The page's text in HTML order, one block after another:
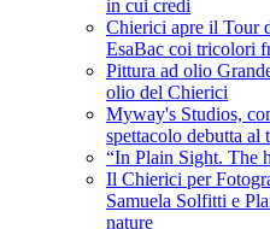
in cui credi
Chierici apre il Tour
EsaBac coi tricolori
Pittura ad olio
olio del Chierici
Myway's Studios,
spettacolo debutta al
“In Plain Sight. The
Il Chierici per
Samuela Solfitti e
nature